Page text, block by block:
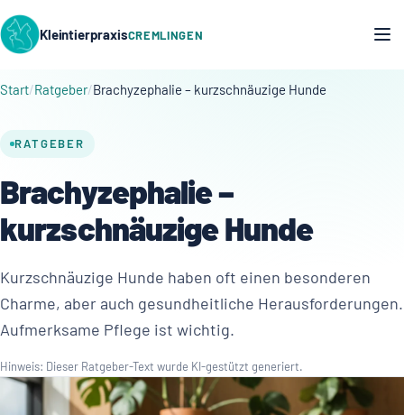
KleintierpraxisCREMLINGEN
Start Ratgeber Brachyzephalie – kurzschnäuzige Hunde
RATGEBER
Brachyzephalie –
kurzschnäuzige Hunde
Kurzschnäuzige Hunde haben oft einen besonderen
Charme, aber auch gesundheitliche Herausforderungen.
Aufmerksame Pflege ist wichtig.
Hinweis: Dieser Ratgeber-Text wurde KI-gestützt generiert.